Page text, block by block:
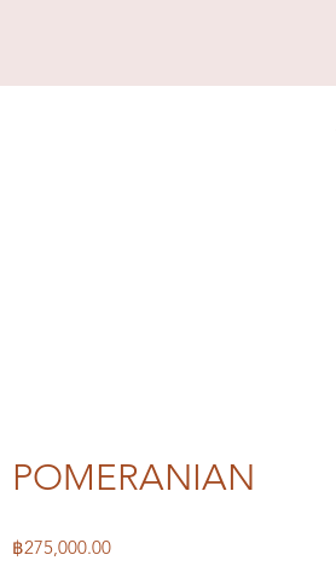
POMERANIAN
฿275,000.00Price